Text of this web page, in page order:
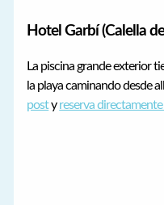
Hotel Garbí (Calella
La piscina grande exterior
la playa caminando desde
postyreserva